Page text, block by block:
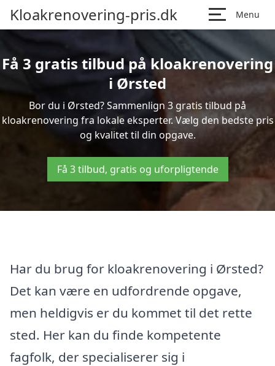
Kloakrenovering-pris.dk Menu
Få 3 gratis tilbud på kloakrenovering
i Ørsted
Bor du i Ørsted? Sammenlign 3 gratis tilbud på
kloakrenovering fra lokale eksperter. Vælg den bedste pris
og kvalitet til din opgave.
Få 3 tilbud, gratis og uforpligtende
Har du brug for kloakrenovering i Ørsted?
Det kan være en udfordrende opgave,
men heldigvis er du kommet til det rette
sted. Her kan du finde kompetente
fagfolk, der specialiserer sig i